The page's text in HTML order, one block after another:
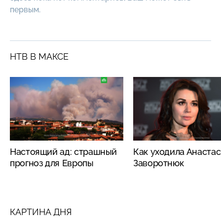
первым.
НТВ В МАКСЕ
Настоящий ад: страшный
прогноз для Европы
Как уходила
Заворотнюк
КАРТИНА ДНЯ